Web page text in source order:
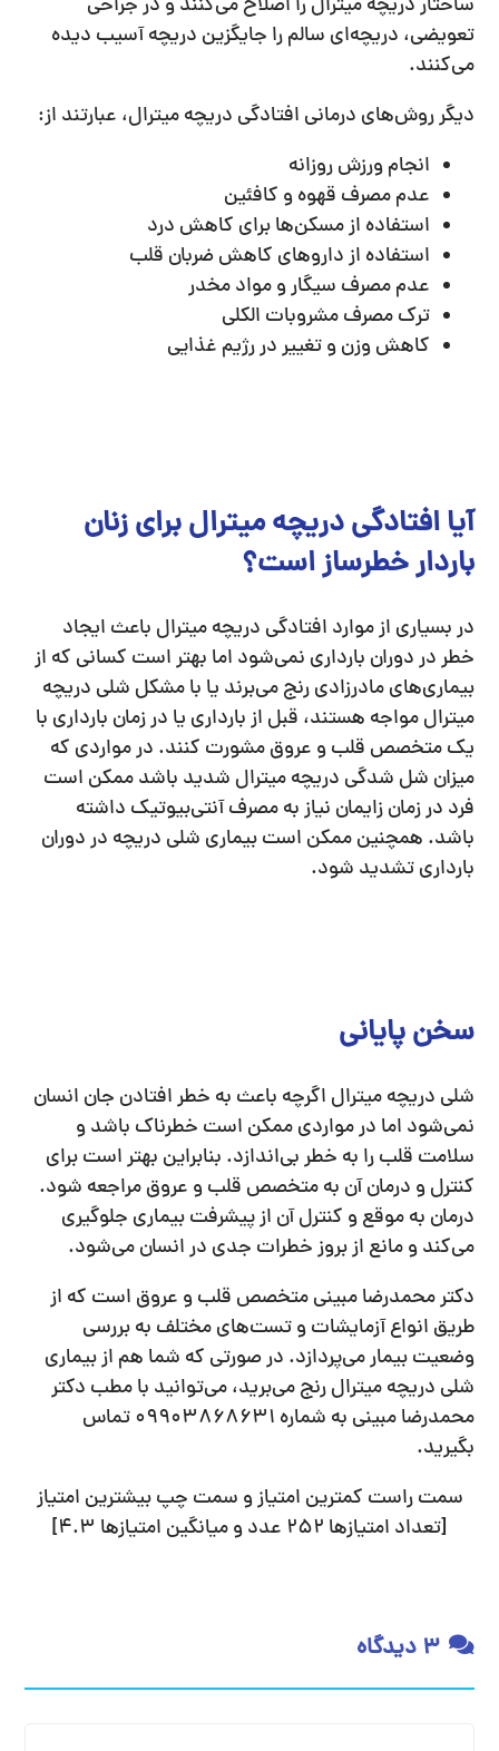
تعویضی، دریچه‌ای سالم را جایگزین دریچه آسیب دیده
می‌کنند.
دیگر روش‌های درمانی افتادگی دریچه میترال، عبارتند از:
انجام ورزش روزانه
عدم مصرف قهوه و کافئین
استفاده از مسکن‌ها برای کاهش درد
استفاده از داروهای کاهش ضربان قلب
عدم مصرف سیگار و مواد مخدر
ترک مصرف مشروبات الکلی
کاهش وزن و تغییر در رژیم غذایی
آیا افتادگی دریچه میترال برای زنان
باردار خطرساز است؟
در بسیاری از موارد افتادگی دریچه میترال باعث ایجاد
خطر در دوران بارداری نمی‌شود اما بهتر است کسانی که از
بیماری‌های مادرزادی رنج می‌برند یا با مشکل شلی دریچه
میترال مواجه هستند، قبل از بارداری یا در زمان بارداری با
یک متخصص قلب و عروق مشورت کنند. در مواردی که
میزان شل شدگی دریچه میترال شدید باشد ممکن است
فرد در زمان زایمان نیاز به مصرف آنتی‌بیوتیک داشته
باشد. همچنین ممکن است بیماری شلی دریچه در دوران
بارداری تشدید شود.
سخن پایانی
شلی دریچه میترال اگرچه باعث به خطر افتادن جان انسان
نمی‌شود اما در مواردی ممکن است خطرناک باشد و
سلامت قلب را به خطر بی‌اندازد. بنابراین بهتر است برای
کنترل و درمان آن به متخصص قلب و عروق مراجعه شود.
درمان به موقع و کنترل آن از پیشرفت بیماری جلوگیری
می‌کند و مانع از بروز خطرات جدی در انسان می‌شود.
دکتر محمدرضا مبینی متخصص قلب و عروق است که از
طریق انواع آزمایشات و تست‌های مختلف به بررسی
وضعیت بیمار می‌پردازد. در صورتی که شما هم از بیماری
شلی دریچه میترال رنج می‌برید، می‌توانید با مطب دکتر
محمدرضا مبینی به شماره 09903868631 تماس
بگیرید.
سمت راست کمترین امتیاز و سمت چپ بیشترین امتیاز
[تعداد امتیازها 252 عدد و میانگین امتیازها 4.3
]
3 دیدگاه